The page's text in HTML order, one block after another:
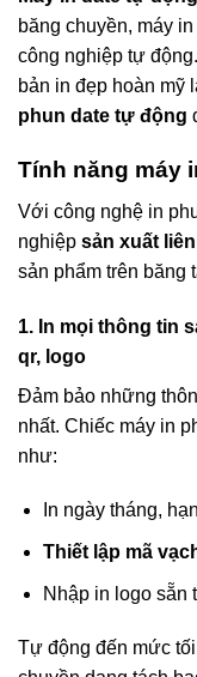
băng chuyền, máy
công nghiệp tự
bản in đẹp hoàn mỹ
phun date tự động
Tính năng máy
Với công nghệ in
nghiệp sản xuất
sản phẩm trên băng
1. In mọi thông tin
qr, logo
Đảm bảo những
nhất. Chiếc máy in
như:
In ngày tháng,
Thiết lập mã
Nhập in logo sẵn
Tự động đến mức